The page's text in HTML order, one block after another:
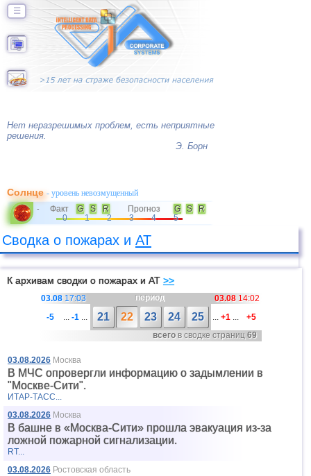
☰
Нет неразрешимых проблем, есть неприятные
решения.
Э. Борн
Солнце- уровень невозмущенный
- Факт G S R Прогноз G S
R
0
1 2 3 4 5
Сводка о пожарах и АТ
К архивам сводки о пожарах и АТ >>
03.08 17:03 период 03.08 14:02
-5
...-1 ... 21 22 23 24 25 ...+1 ...
+5
всегов сводке страниц69
03.08.2026 Москва
В МЧС опровергли информацию о задымлении в
"Москве-Сити".
ИТАР-ТАСС...
03.08.2026 Москва
В башне в «Москва-Сити» прошла эвакуация из-за
ложной пожарной сигнализации.
RT...
03.08.2026 Ростовская область